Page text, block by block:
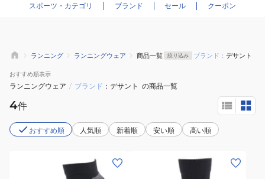
スポーツ・カテゴリ ブランド セール クーポン
さらに絞り込む
ランニング ランニングウェア 商品一覧 絞り込み ブランド： デサント
おすすめ順表示
ランニングウェア / ブランド デサント の商品一覧
4件
おすすめ順 人気順 新着順 安い順 高い順